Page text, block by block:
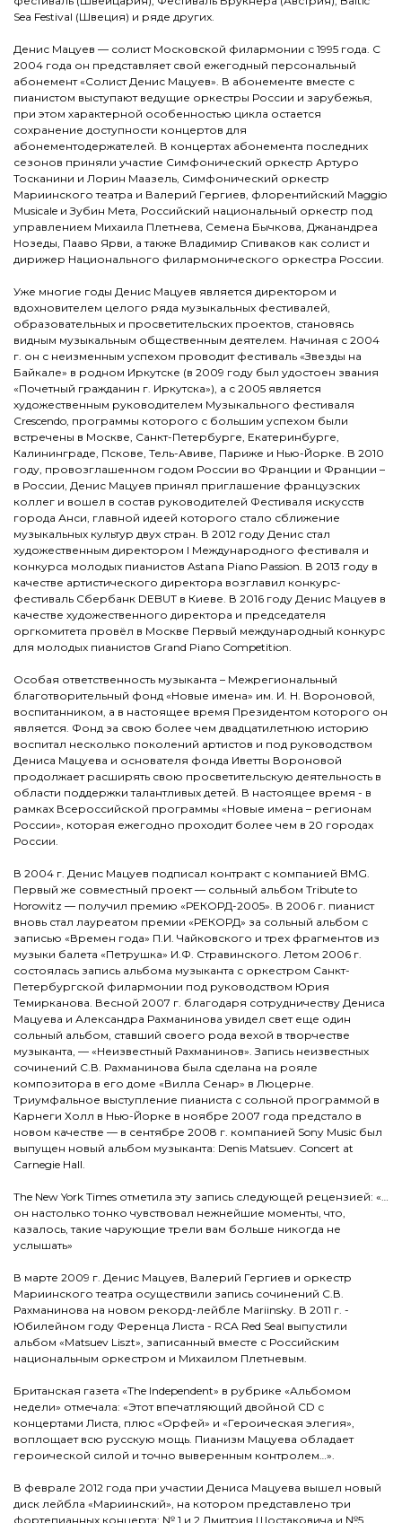
Sea Festival (Швеция) и ряде других.
Денис Мацуев — солист Московской филармонии с 1995 года. С
2004 года он представляет свой ежегодный персональный
абонемент «Солист Денис Мацуев». В абонементе вместе с
пианистом выступают ведущие оркестры России и зарубежья,
при этом характерной особенностью цикла остается
сохранение доступности концертов для
абонементодержателей. В концертах абонемента последних
сезонов приняли участие Симфонический оркестр Артуро
Тосканини и Лорин Маазель, Симфонический оркестр
Мариинского театра и Валерий Гергиев, флорентийский Maggio
Musicale и Зубин Мета, Российский национальный оркестр под
управлением Михаила Плетнева, Семена Бычкова, Джанандреа
Нозеды, Пааво Ярви, а также Владимир Спиваков как солист и
дирижер Национального филармонического оркестра России.
Уже многие годы Денис Мацуев является директором и
вдохновителем целого ряда музыкальных фестивалей,
образовательных и просветительских проектов, становясь
видным музыкальным общественным деятелем. Начиная с 2004
г. он с неизменным успехом проводит фестиваль «Звезды на
Байкале» в родном Иркутске (в 2009 году был удостоен звания
«Почетный гражданин г. Иркутска»), а с 2005 является
художественным руководителем Музыкального фестиваля
Crescendo, программы которого с большим успехом были
встречены в Москве, Санкт-Петербурге, Екатеринбурге,
Калининграде, Пскове, Тель-Авиве, Париже и Нью-Йорке. В 2010
году, провозглашенном годом России во Франции и Франции –
в России, Денис Мацуев принял приглашение французских
коллег и вошел в состав руководителей Фестиваля искусств
города Анси, главной идеей которого стало сближение
музыкальных культур двух стран. В 2012 году Денис стал
художественным директором I Международного фестиваля и
конкурса молодых пианистов Astana Piano Passion. В 2013 году в
качестве артистического директора возглавил конкурс-
фестиваль Сбербанк DEBUT в Киеве. В 2016 году Денис Мацуев в
качестве художественного директора и председателя
оргкомитета провёл в Москве Первый международный конкурс
для молодых пианистов Grand Piano Competition.
Особая ответственность музыканта – Межрегиональный
благотворительный фонд «Новые имена» им. И. Н. Вороновой,
воспитанником, а в настоящее время Президентом которого он
является. Фонд за свою более чем двадцатилетнюю историю
воспитал несколько поколений артистов и под руководством
Дениса Мацуева и основателя фонда Иветты Вороновой
продолжает расширять свою просветительскую деятельность в
области поддержки талантливых детей. В настоящее время - в
рамках Всероссийской программы «Новые имена – регионам
России», которая ежегодно проходит более чем в 20 городах
России.
В 2004 г. Денис Мацуев подписал контракт с компанией BMG.
Первый же совместный проект — сольный альбом Tribute to
Horowitz — получил премию «РЕКОРД-2005». В 2006 г. пианист
вновь стал лауреатом премии «РЕКОРД» за сольный альбом с
записью «Времен года» П.И. Чайковского и трех фрагментов из
музыки балета «Петрушка» И.Ф. Стравинского. Летом 2006 г.
состоялась запись альбома музыканта с оркестром Санкт-
Петербургской филармонии под руководством Юрия
Темирканова. Весной 2007 г. благодаря сотрудничеству Дениса
Мацуева и Александра Рахманинова увидел свет еще один
сольный альбом, ставший своего рода вехой в творчестве
музыканта, — «Неизвестный Рахманинов». Запись неизвестных
сочинений С.В. Рахманинова была сделана на рояле
композитора в его доме «Вилла Сенар» в Люцерне.
Триумфальное выступление пианиста с сольной программой в
Карнеги Холл в Нью-Йорке в ноябре 2007 года предстало в
новом качестве — в сентябре 2008 г. компанией Sony Music был
выпущен новый альбом музыканта: Denis Matsuev. Concert at
Carnegie Hall.
The New York Times отметила эту запись следующей рецензией: «…
он настолько тонко чувствовал нежнейшие моменты, что,
казалось, такие чарующие трели вам больше никогда не
услышать»
В марте 2009 г. Денис Мацуев, Валерий Гергиев и оркестр
Мариинского театра осуществили запись сочинений С.В.
Рахманинова на новом рекорд-лейбле Mariinsky. В 2011 г. -
Юбилейном году Ференца Листа - RCA Red Seal выпустили
альбом «Matsuev Liszt», записанный вместе с Российским
национальным оркестром и Михаилом Плетневым.
Британская газета «The Independent» в рубрике «Альбомом
недели» отмечала: «Этот впечатляющий двойной СD с
концертами Листа, плюс «Орфей» и «Героическая элегия»,
воплощает всю русскую мощь. Пианизм Мацуева обладает
героической силой и точно выверенным контролем…».
В феврале 2012 года при участии Дениса Мацуева вышел новый
диск лейбла «Мариинский», на котором представлено три
фортепианных концерта: № 1 и 2 Дмитрия Шостаковича и №5